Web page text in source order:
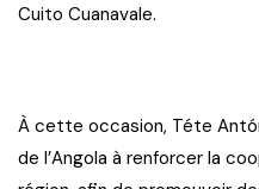
Cuito Cuanavale.
À cette occasion, Téte
de l’Angola à renforcer la